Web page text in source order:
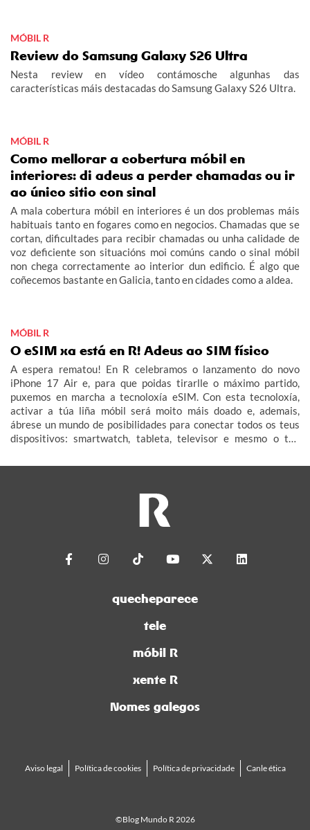
MÓBIL R
Review do Samsung Galaxy S26 Ultra
Nesta review en vídeo contámosche algunhas das
características máis destacadas do Samsung Galaxy S26 Ultra.
MÓBIL R
Como mellorar a cobertura móbil en
interiores: di adeus a perder chamadas ou ir
ao único sitio con sinal
A mala cobertura móbil en interiores é un dos problemas máis
habituais tanto en fogares como en negocios. Chamadas que se
cortan, dificultades para recibir chamadas ou unha calidade de
voz deficiente son situacións moi comúns cando o sinal móbil
non chega correctamente ao interior dun edificio. É algo que
coñecemos bastante en Galicia, tanto en cidades como a aldea.
MÓBIL R
O eSIM xa está en R! Adeus ao SIM físico
A espera rematou! En R celebramos o lanzamento do novo
iPhone 17 Air e, para que poidas tirarlle o máximo partido,
puxemos en marcha a tecnoloxía eSIM. Con esta tecnoloxía,
activar a túa liña móbil será moito máis doado e, ademais,
ábrese un mundo de posibilidades para conectar todos os teus
dispositivos: smartwatch, tableta, televisor e mesmo o teu
quecheparece
tele
móbil R
xente R
Nomes galegos
Aviso legal Política de cookies Política de privacidade Canle ética
©Blog Mundo R 2026